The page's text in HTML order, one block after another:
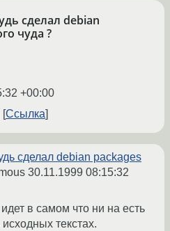
сделал debian
чуда ?
+00:00
Ссылка
сделал debian packages
30.11.1999 08:15:32
в самом что ни на есть
текстах.